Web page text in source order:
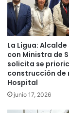
La Ligua: Alcalde
con Ministra de
solicita se
construcción de
Hospital
junio 17, 2026